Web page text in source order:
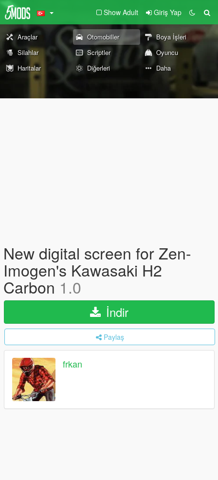
Show Adult Giriş Yap
Araçlar Otomobiller
Boya İşleri
Silahlar
Scriptler
Oyuncu
Haritalar
Diğerleri Daha
New digital screen for Zen-
Imogen's Kawasaki H2
Carbon 1.0
İndir
Paylaş
frkan